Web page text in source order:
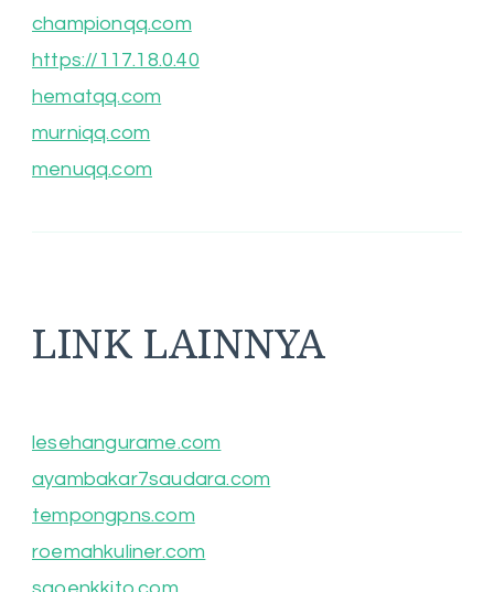
championqq.com
https://117.18.0.40
hematqq.com
murniqq.com
menuqq.com
LINK LAINNYA
lesehangurame.com
ayambakar7saudara.com
tempongpns.com
roemahkuliner.com